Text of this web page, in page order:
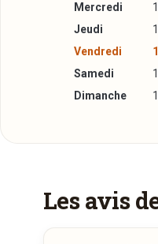
Mercredi
Jeudi
Vendredi
Samedi
Dimanche
Les avis